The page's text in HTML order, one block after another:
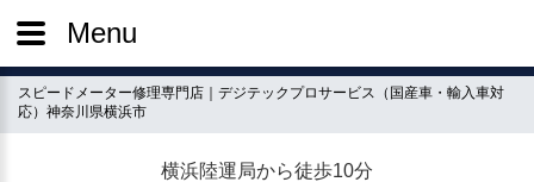
スピードメーター修理専門店｜デジテックプロサービス（国産車・輸入車対
応）神奈川県横浜市
横浜陸運局から徒歩10分
Menu